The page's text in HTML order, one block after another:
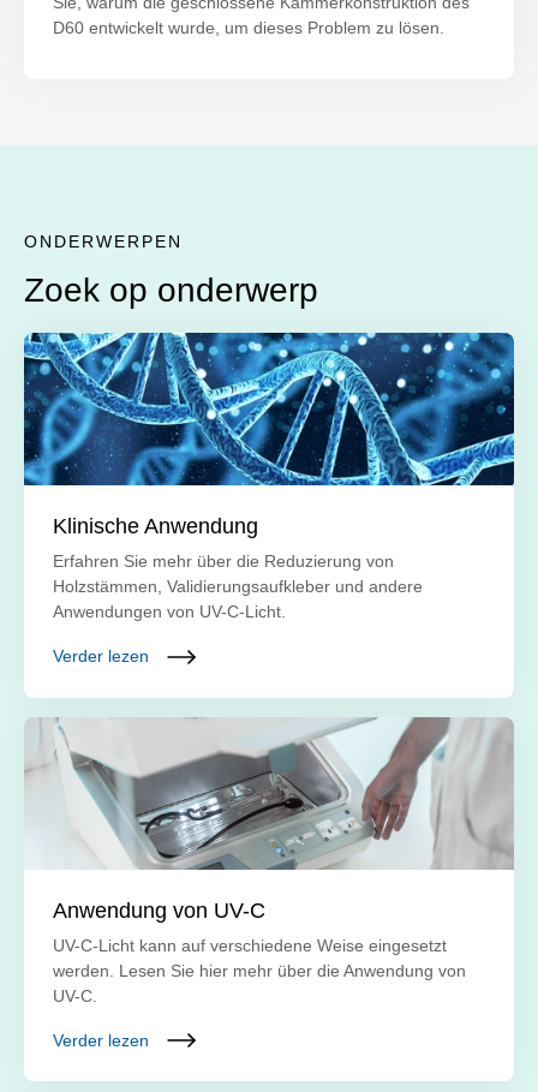
D60 entwickelt wurde, um dieses Problem zu lösen.
ONDERWERPEN
Zoek op onderwerp
Klinische Anwendung
Erfahren Sie mehr über die Reduzierung von
Holzstämmen, Validierungsaufkleber und andere
Anwendungen von UV-C-Licht.
Verder lezen
Anwendung von UV-C
UV-C-Licht kann auf verschiedene Weise eingesetzt
werden. Lesen Sie hier mehr über die Anwendung von
UV-C.
Verder lezen